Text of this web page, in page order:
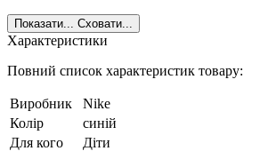
Показати... Сховати...
Характеристики
Повний список характеристик товару:
Виробник
Nike
Колір
синій
Для кого
Діти